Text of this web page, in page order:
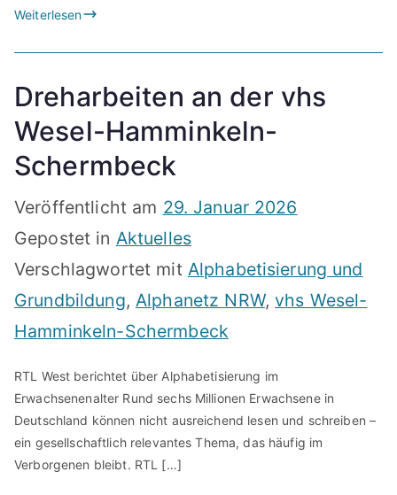
Weiterlesen
Dreharbeiten an der vhs
Wesel-Hamminkeln-
Schermbeck
Veröffentlicht am 29. Januar 2026
Gepostet in Aktuelles
Verschlagwortet mit Alphabetisierung und
Grundbildung, Alphanetz NRW,vhs Wesel-
Hamminkeln-Schermbeck
RTL West berichtet über Alphabetisierung im
Erwachsenenalter Rund sechs Millionen Erwachsene in
Deutschland können nicht ausreichend lesen und schreiben –
ein gesellschaftlich relevantes Thema, das häufig im
Verborgenen bleibt. RTL […]